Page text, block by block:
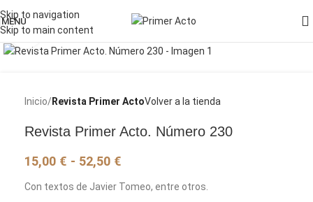
Skip to navigation
Skip to main content
MENU
Pincha para agrandar la imagen
Inicio Revista Primer ActoVolver a la tienda
Revista Primer Acto. Número 230
15,00 € - 52,50 €
Con textos de Javier Tomeo, entre otros.